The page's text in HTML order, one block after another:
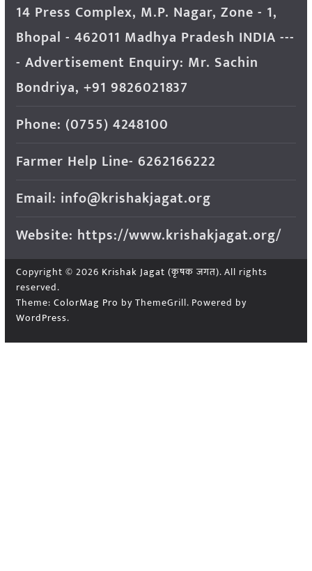
14 Press Complex, M.P. Nagar, Zone - 1,
Bhopal - 462011 Madhya Pradesh INDIA ---
- Advertisement Enquiry: Mr. Sachin
Bondriya, +91 9826021837
Phone: (0755) 4248100
Farmer Help Line- 6262166222
Email: info@krishakjagat.org
Website: https://www.krishakjagat.org/
Copyright © 2026 Krishak Jagat (कृषक जगत). All rights
reserved.
Theme: ColorMag Pro by ThemeGrill. Powered by
WordPress.